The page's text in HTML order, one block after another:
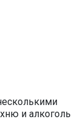
и алкоголь